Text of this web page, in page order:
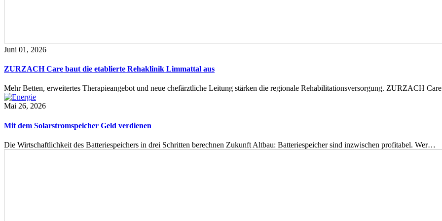
Juni 01, 2026
ZURZACH Care baut die etablierte Rehaklinik Limmattal aus
Mehr Betten, erweitertes Therapieangebot und neue chefärztliche Leitung stärken die regionale Rehabilitationsversorgung. ZURZACH
Mai 26, 2026
Mit dem Solarstromspeicher Geld verdienen
Die Wirtschaftlichkeit des Batteriespeichers in drei Schritten berechnen Zukunft Altbau: Batteriespeicher sind inzwischen profitabel. Wer…